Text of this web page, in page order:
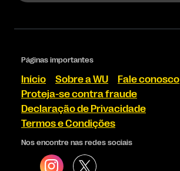
Páginas importantes
Início Sobre a WU
Fale conosco
Proteja-se contra fraude
Declaração de Privacidade
Termos e Condições
Nos encontre nas redes sociais